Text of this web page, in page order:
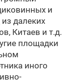
и
далеких
Китаев и т.д.
площадки
иного